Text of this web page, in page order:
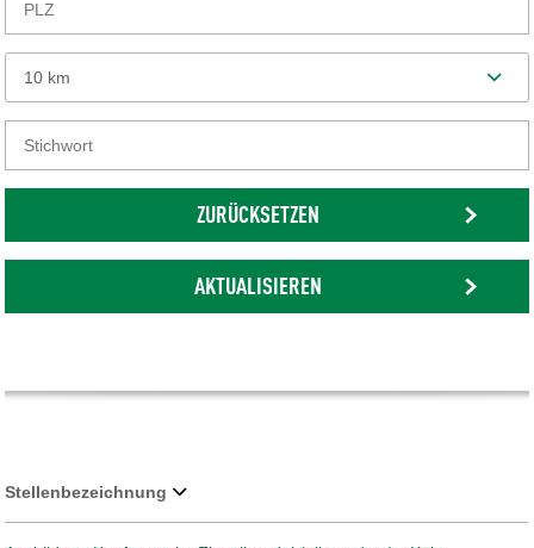
10 km
ZURÜCKSETZEN
AKTUALISIEREN
Stellenbezeichnung